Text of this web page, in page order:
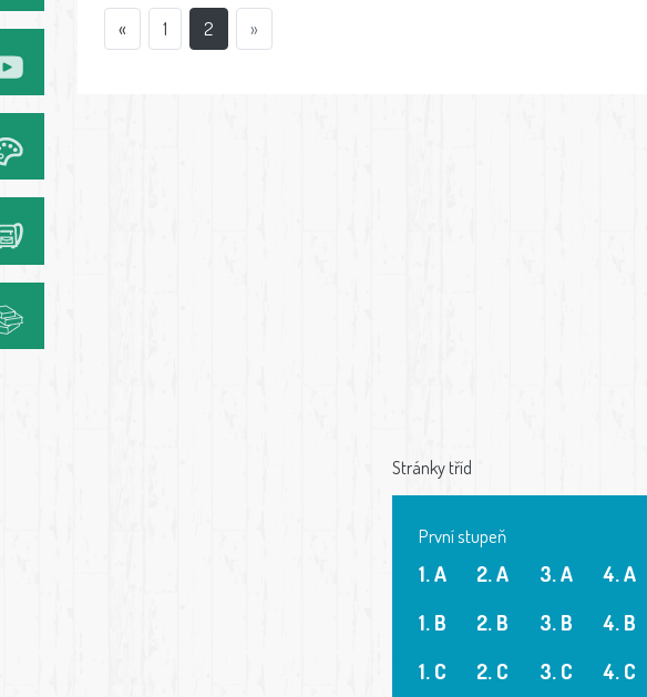
« 1 2 »
Stránky tříd
První stupeň
1. A
1. B
1. C
2. A
2. B
2. C
3. A
3. B
3. C
4. A
4. B
4. C